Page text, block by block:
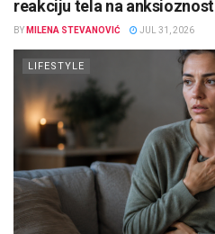
reakciju tela na anksioznost
BY MILENA STEVANOVIĆ JUL 31, 2026
LIFESTYLE